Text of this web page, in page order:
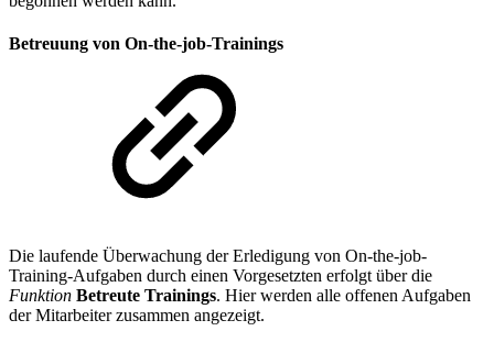
Betreuung von On-the-job-Trainings
Die laufende Überwachung der Erledigung von On-the-job-
Training-Aufgaben durch einen Vorgesetzten erfolgt über die
Funktion Betreute Trainings. Hier werden alle offenen Aufgaben
der Mitarbeiter zusammen angezeigt.